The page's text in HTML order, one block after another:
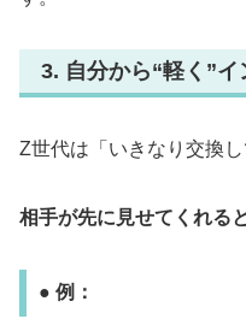
3. 自分から“軽く”
Z世代は「いきなり交換
相手が先に見せてくれる
● 例：